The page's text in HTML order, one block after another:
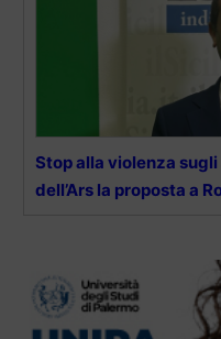
Stop alla violenza
dell’Ars la proposta a